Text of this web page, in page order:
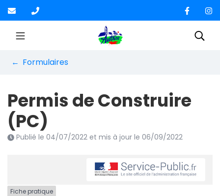
Aller
au
contenu
Site officiel de la
Formulaires
Permis de Construire
(PC)
Publié le 04/07/2022 et mis à jour le 06/09/2022
Fiche pratique